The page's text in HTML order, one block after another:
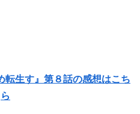
転生す』第８話の感想はこち
ら